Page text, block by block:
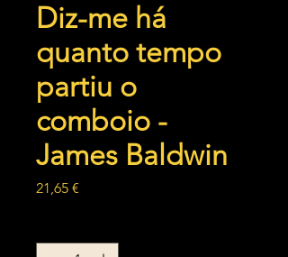
Diz-me há
quanto tempo
partiu o
comboio -
James Baldwin
21,65 €